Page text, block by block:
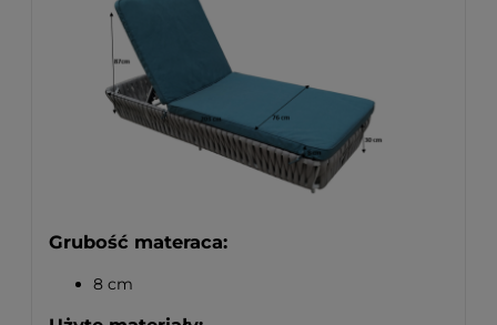
Grubość materaca:
8 cm